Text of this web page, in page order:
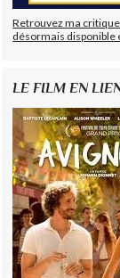
Retrouvez ma
désormais disponible
LE FILM EN